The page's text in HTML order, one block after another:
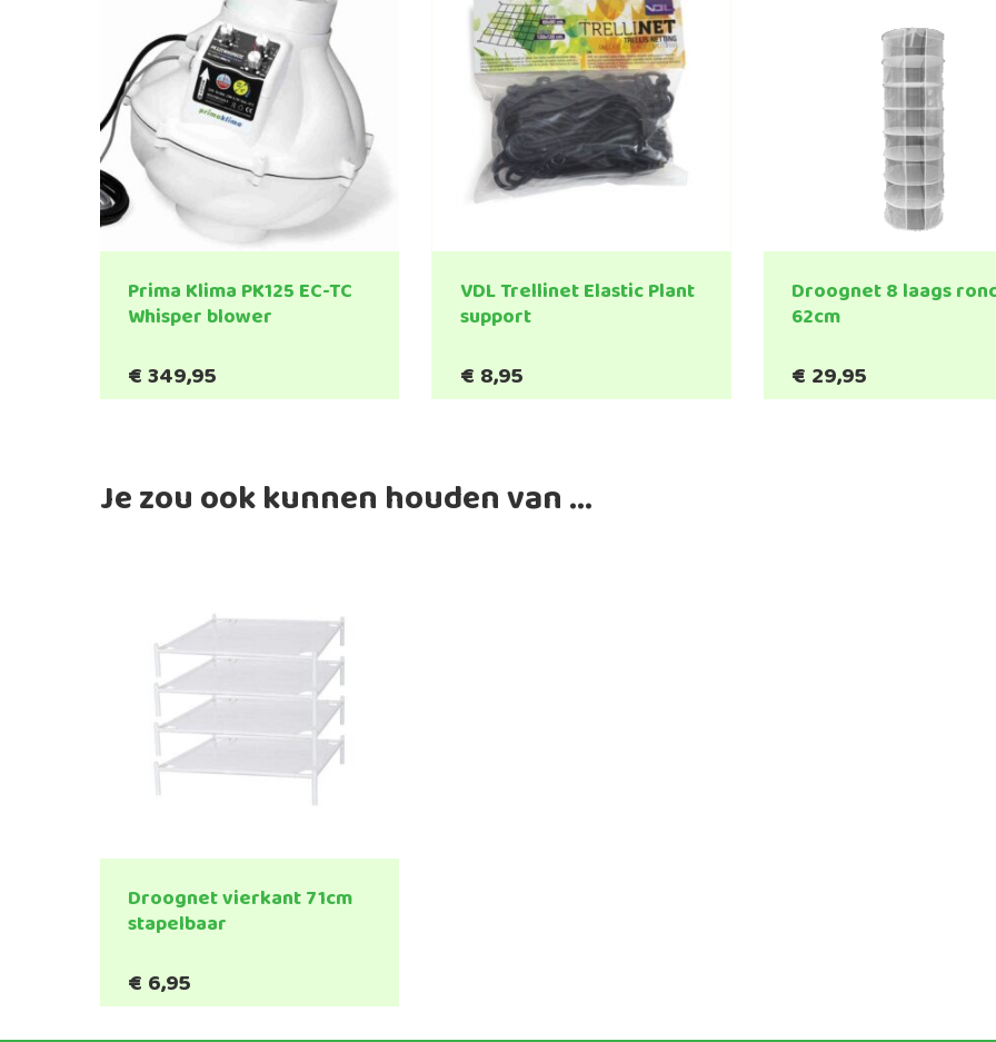
Prima Klima PK125 EC-TC
Whisper blower
€349,95
VDL Trellinet Elastic Plant
support
€ 8,95
Droognet 8 laags
62cm
€ 29,95
Je zou ook kunnen houden van …
Droognet vierkant 71cm
stapelbaar
€ 6,95